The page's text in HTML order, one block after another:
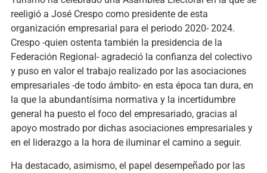
reeligió a José Crespo como presidente de esta
organización empresarial para el periodo 2020- 2024.
Crespo -quien ostenta también la presidencia de la
Federación Regional- agradeció la confianza del colectivo
y puso en valor el trabajo realizado por las asociaciones
empresariales -de todo ámbito- en esta época tan dura, en
la que la abundantísima normativa y la incertidumbre
general ha puesto el foco del empresariado, gracias al
apoyo mostrado por dichas asociaciones empresariales y
en el liderazgo a la hora de iluminar el camino a seguir.
Ha destacado, asimismo, el papel desempeñado por las